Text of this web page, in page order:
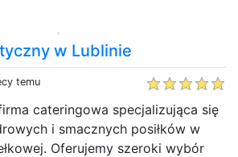
w Lublinie
temu
cateringowa specjalizująca się
i smacznych posiłków w
Oferujemy szeroki wybór